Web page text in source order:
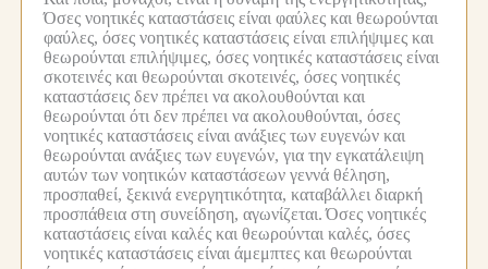
Όσες νοητικές καταστάσεις είναι φαύλες και θεωρούνται
φαύλες, όσες νοητικές καταστάσεις είναι επιλήψιμες και
θεωρούνται επιλήψιμες, όσες νοητικές καταστάσεις είναι
σκοτεινές και θεωρούνται σκοτεινές, όσες νοητικές
καταστάσεις δεν πρέπει να ακολουθούνται και
θεωρούνται ότι δεν πρέπει να ακολουθούνται, όσες
νοητικές καταστάσεις είναι ανάξιες των ευγενών και
θεωρούνται ανάξιες των ευγενών, για την εγκατάλειψη
αυτών των νοητικών καταστάσεων γεννά θέληση,
προσπαθεί, ξεκινά ενεργητικότητα, καταβάλλει διαρκή
προσπάθεια στη συνείδηση, αγωνίζεται. Όσες νοητικές
καταστάσεις είναι καλές και θεωρούνται καλές, όσες
νοητικές καταστάσεις είναι άμεμπτες και θεωρούνται